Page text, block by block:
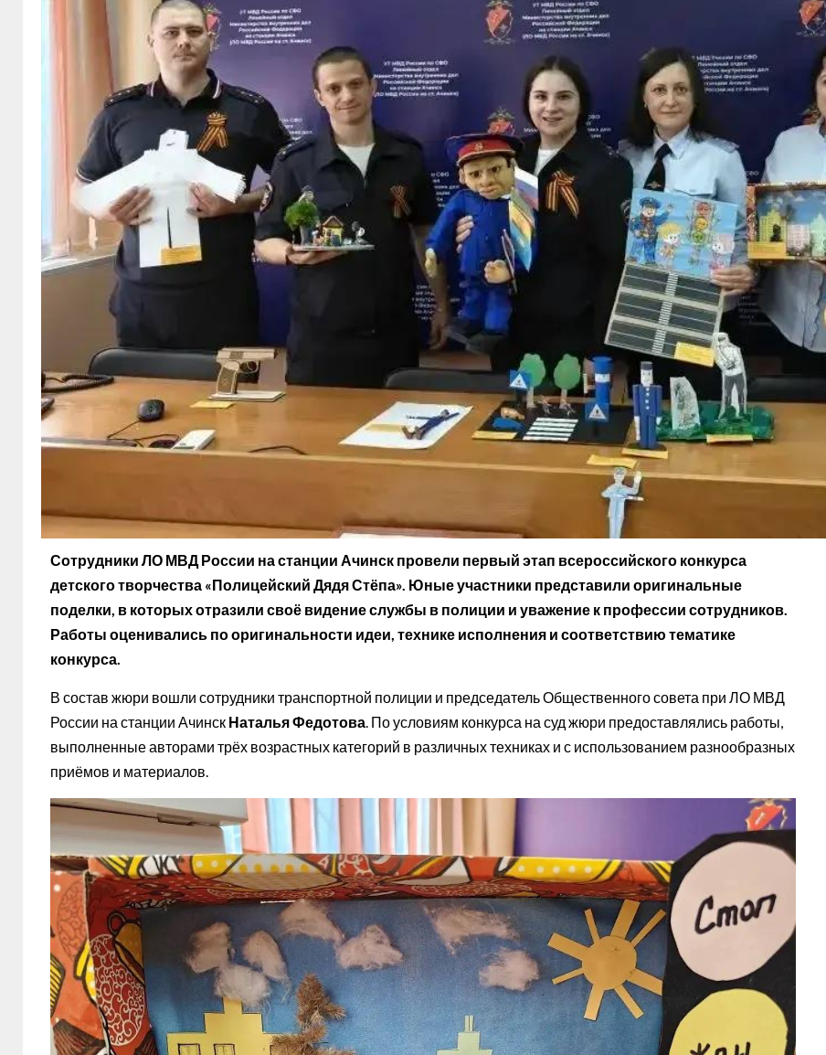
Сотрудники ЛО МВД России на станции Ачинск провели первый этап всероссийского конкурса
детского творчества «Полицейский Дядя Стёпа». Юные участники представили оригинальные
поделки, в которых отразили своё видение службы в полиции и уважение к профессии сотрудников.
Работы оценивались по оригинальности идеи, технике исполнения и соответствию тематике
конкурса.
В состав жюри вошли сотрудники транспортной полиции и председатель Общественного совета при ЛО МВД
России на станции Ачинск Наталья Федотова . По условиям конкурса на суд жюри предоставлялись работы,
выполненные авторами трёх возрастных категорий в различных техниках и с использованием разнообразных
приёмов и материалов.